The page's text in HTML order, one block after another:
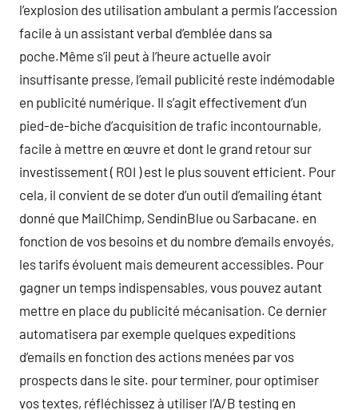
l’explosion des utilisation ambulant a permis l’accession
facile à un assistant verbal d’emblée dans sa
poche.Même s’il peut à l’heure actuelle avoir
insuffisante presse, l’email publicité reste indémodable
en publicité numérique. Il s’agit effectivement d’un
pied-de-biche d’acquisition de trafic incontournable,
facile à mettre en œuvre et dont le grand retour sur
investissement ( ROI ) est le plus souvent efficient. Pour
cela, il convient de se doter d’un outil d’emailing étant
donné que MailChimp, SendinBlue ou Sarbacane. en
fonction de vos besoins et du nombre d’emails envoyés,
les tarifs évoluent mais demeurent accessibles. Pour
gagner un temps indispensables, vous pouvez autant
mettre en place du publicité mécanisation. Ce dernier
automatisera par exemple quelques expeditions
d’emails en fonction des actions menées par vos
prospects dans le site. pour terminer, pour optimiser
vos textes, réfléchissez à utiliser l’A/B testing en